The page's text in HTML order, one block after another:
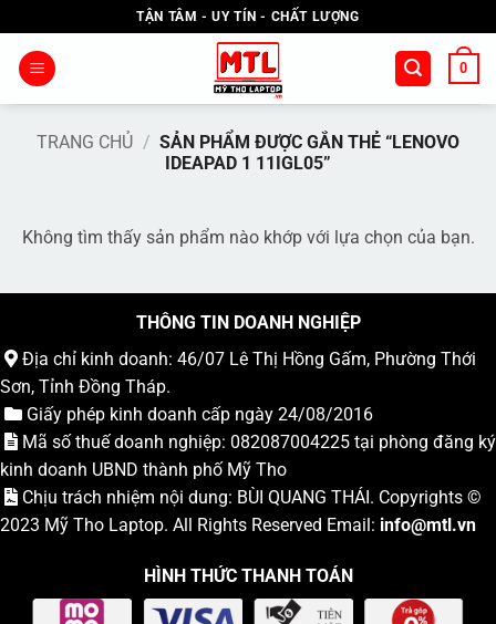
qua
nội
TẬN TÂM - UY TÍN - CHẤT LƯỢNG
0
TRANG CHỦ / SẢN PHẨM ĐƯỢC GẮN THẺ “LENOVO
IDEAPAD 1 11IGL05”
Không tìm thấy sản phẩm nào khớp với lựa chọn của bạn.
THÔNG TIN DOANH NGHIỆP
Địa chỉ kinh doanh: 46/07 Lê Thị Hồng Gấm, Phường Thới
Sơn, Tỉnh Đồng Tháp.
Giấy phép kinh doanh cấp ngày 24/08/2016
Mã số thuế doanh nghiệp: 082087004225 tại phòng đăng ký
kinh doanh UBND thành phố Mỹ Tho
Chịu trách nhiệm nội dung: BÙI QUANG THÁI. Copyrights ©
2023 Mỹ Tho Laptop. All Rights Reserved Email: info@mtl.vn
HÌNH THỨC THANH TOÁN